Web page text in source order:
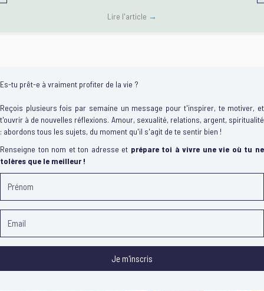
Lire l'article →
Es-tu prêt-e à vraiment profiter de la vie ?
Reçois plusieurs fois par semaine un message pour t'inspirer, te motiver, et
t'ouvrir à de nouvelles réflexions. Amour, sexualité, relations, argent, spiritualité
: abordons tous les sujets, du moment qu'il s'agit de te sentir bien !
Renseigne ton nom et ton adresse et prépare toi à vivre une vie où tu ne
tolères que le meilleur !
Je m'inscris